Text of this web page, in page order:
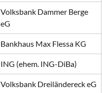
Volksbank Dammer Berge
eG
Bankhaus Max Flessa KG
ING (ehem. ING-DiBa)
Volksbank Dreiländereck eG